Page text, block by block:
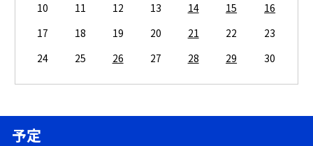
10
11 12 13 14 15
16
17
18 19 20 21 22
23
24
25 26 27 28 29 30
予定